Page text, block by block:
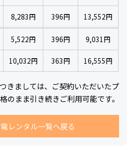
8,283円 396円 13,552円
5,522円 396円 9,031円
10,032円 363円 16,555円
きましては、ご契約いただいたプ
のまま引き続きご利用可能です。
レンタル一覧へ戻る